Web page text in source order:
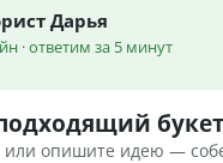
Дарья
· ответим за 5 минут
или опишите идею —